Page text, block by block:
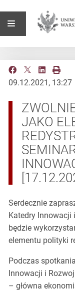
09.12.2021, 13:27
JAKO
Serdecznie
Katedry Innowacji
będzie
elementu polityki
Podczas spotkania
Innowacji i
– główna